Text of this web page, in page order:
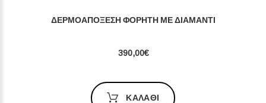
ΔΕΡΜΟΑΠΌΞΕΣΗ ΦΟΡΗΤΉ ΜΕ ΔΙΑΜΆΝΤΙ
390,00€
ΚΑΛΆΘΙ